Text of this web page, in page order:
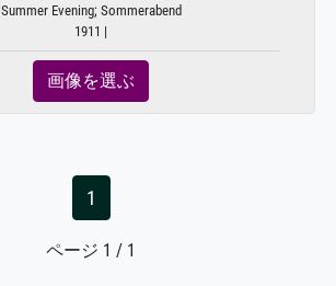
Summer Evening; Sommerabend
1911 |
画像を選ぶ
1
ページ 1 / 1